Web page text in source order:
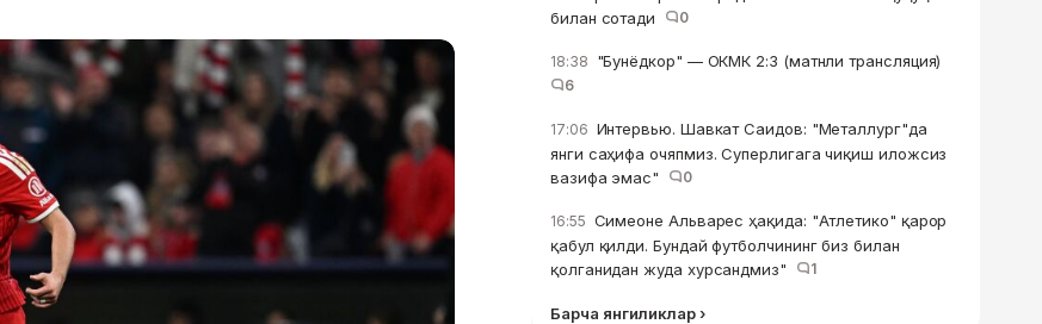
билан сотади
0
18:38 "Бунёдкор" — ОКМК 2:3 (матнли трансляция)
6
17:06 Интервью. Шавкат Саидов: "Металлург"да
янги саҳифа очяпмиз. Суперлигага чиқиш иложсиз
вазифа эмас"
0
16:55 Симеоне Альварес ҳақида: "Атлетико" қарор
қабул қилди. Бундай футболчининг биз билан
қолганидан жуда хурсандмиз"
1
Барча янгиликлар ›